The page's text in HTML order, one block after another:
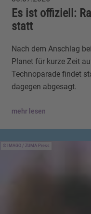
Es ist offiziell:
statt
Nach dem Anschlag
Planet für kurze Zeit
Technoparade findet
dagegen abgesagt.
mehr lesen
IMAGO / ZUMA Press